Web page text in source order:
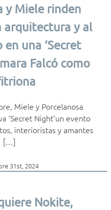
y Miele rinden
arquitectura y al
una ‘Secret
Falcó como
Miele y Porcelanosa
‘Secret Night’un evento
interioristas y amantes
[…]
31st, 2024
Nokite,